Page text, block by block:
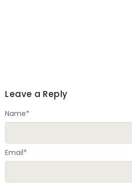
Leave a Reply
Name*
Email*